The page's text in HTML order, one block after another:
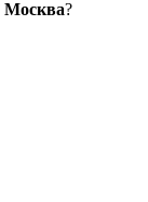
Москва?